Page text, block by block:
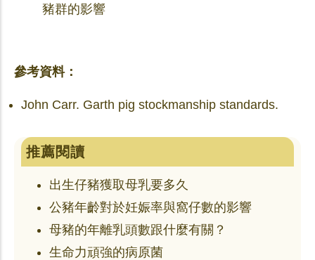
豬群的影響
參考資料：
John Carr. Garth pig stockmanship standards.
推薦閱讀
出生仔豬獲取母乳要多久
公豬年齡對於妊娠率與窩仔數的影響
母豬的年離乳頭數跟什麼有關？
生命力頑強的病原菌